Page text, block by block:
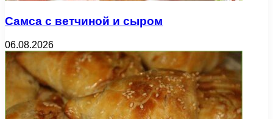
Самса с ветчиной и сыром
06.08.2026